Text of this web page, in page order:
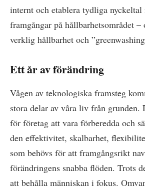
internt och etablera tydliga
framgångar på hållbarhetsområdet
verklig hållbarhet och
Ett år av förändring
Vågen av teknologiska framsteg
stora delar av våra liv från grunden.
för företag att vara förberedda och
den effektivitet, skalbarhet,
som behövs för att framgångsrikt
förändringens snabba flöden. Trots
att behålla människan i fokus.